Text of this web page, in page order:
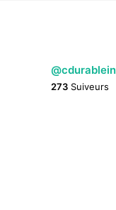
273 Suiveurs